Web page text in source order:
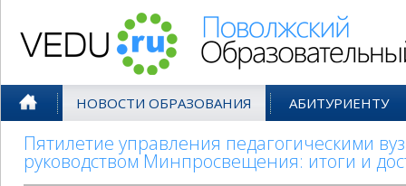
НОВОСТИ ОБРАЗОВАНИЯ АБИТУРИЕНТУ
Пятилетие управления педагогическими
руководством Минпросвещения: итоги и